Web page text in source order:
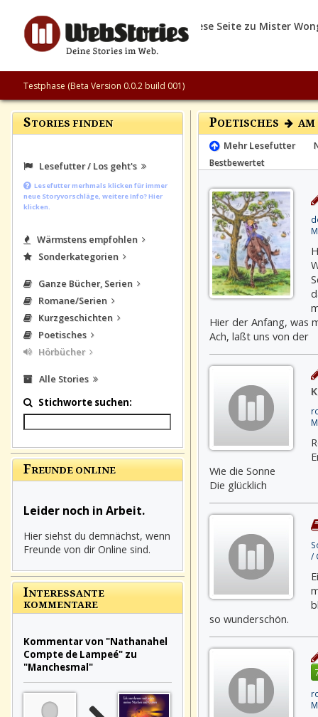
Testphase (Beta Version 0.0.2 build 001)
POETISCHES AM
Mehr Lesefutter
Bestbewertet
Hier der Anfang, was
Ach, laßt uns von der
Wie die Sonne
Die glücklich
/
so wunderschön.
STORIES FINDEN
Lesefutter / Los geht's
Lesefutter merhmals klicken für immer
neue Storyvorschläge, weitere Info? Hier
klicken.
Wärmstens empfohlen
Sonderkategorien
Ganze Bücher, Serien
Romane/Serien
Kurzgeschichten
Poetisches
Hörbücher
Alle Stories
Stichworte suchen:
FREUNDE ONLINE
Leider noch in Arbeit.
Hier siehst du demnächst, wenn
Freunde von dir Online sind.
INTERESSANTE
KOMMENTARE
Kommentar von "Nathanahel
Compte de Lampeé" zu
"Manchesmal"